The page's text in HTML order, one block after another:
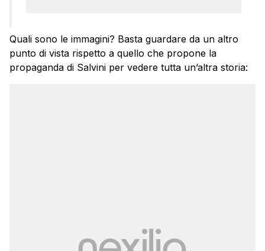
Quali sono le immagini? Basta guardare da un altro
punto di vista rispetto a quello che propone la
propaganda di Salvini per vedere tutta un’altra storia: